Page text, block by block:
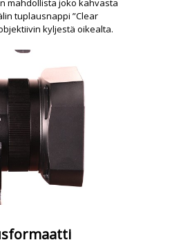
mahdollista joko kahvasta
tuplausnappi ”Clear
kyljestä oikealta.